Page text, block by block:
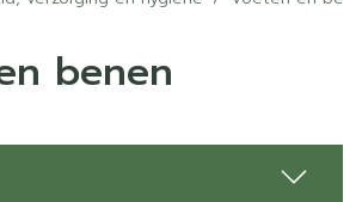
benen